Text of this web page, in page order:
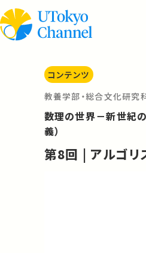
コンテンツ
教養学部・総合文化研究
数理の世界－新世紀
義）
第8回 | アルゴリ